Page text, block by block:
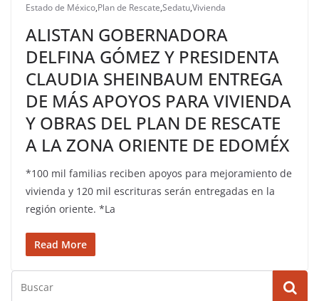
Estado de México,Plan de Rescate,Sedatu,Vivienda
ALISTAN GOBERNADORA
DELFINA GÓMEZ Y PRESIDENTA
CLAUDIA SHEINBAUM ENTREGA
DE MÁS APOYOS PARA VIVIENDA
Y OBRAS DEL PLAN DE RESCATE
A LA ZONA ORIENTE DE EDOMÉX
*100 mil familias reciben apoyos para mejoramiento de
vivienda y 120 mil escrituras serán entregadas en la
región oriente. *La
Read More